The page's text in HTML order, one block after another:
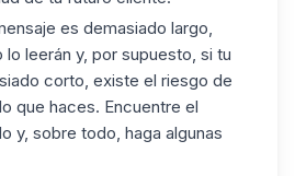
es demasiado largo,
leerán y, por supuesto, si tu
corto, existe el riesgo de
que haces. Encuentre el
y, sobre todo, haga algunas